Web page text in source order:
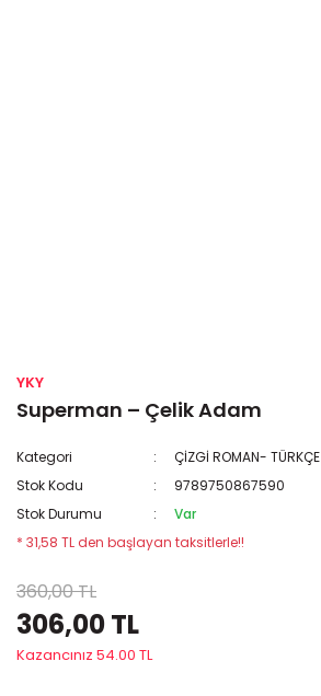
YKY
Superman – Çelik Adam
Kategori
ÇİZGİ ROMAN- TÜRKÇE
Stok Kodu
9789750867590
Stok Durumu
Var
* 31,58 TL den başlayan taksitlerle!!
360,00 TL
306,00 TL
Kazancınız 54.00 TL